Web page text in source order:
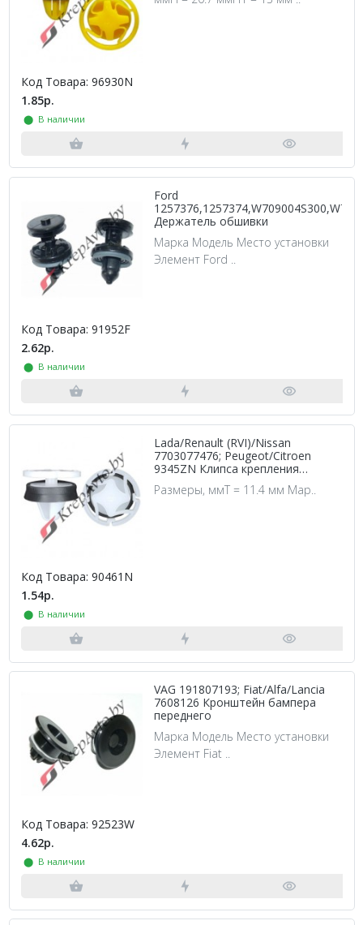
Код Товара: 96930N
1.85р.
⬤ В наличии
Ford
Держатель обшивки
Марка Модель Место установки
Элемент Ford ..
Код Товара: 91952F
2.62р.
⬤ В наличии
Lada/Renault (RVI)/Nissan
7703077476; Peugeot/Citroen
9345ZN Клипса крепления
Размеры, ммT = 11.4 мм Мар..
Код Товара: 90461N
1.54р.
⬤ В наличии
VAG 191807193; Fiat/Alfa/Lancia
7608126 Кронштейн бампера
переднего
Марка Модель Место установки
Элемент Fiat ..
Код Товара: 92523W
4.62р.
⬤ В наличии